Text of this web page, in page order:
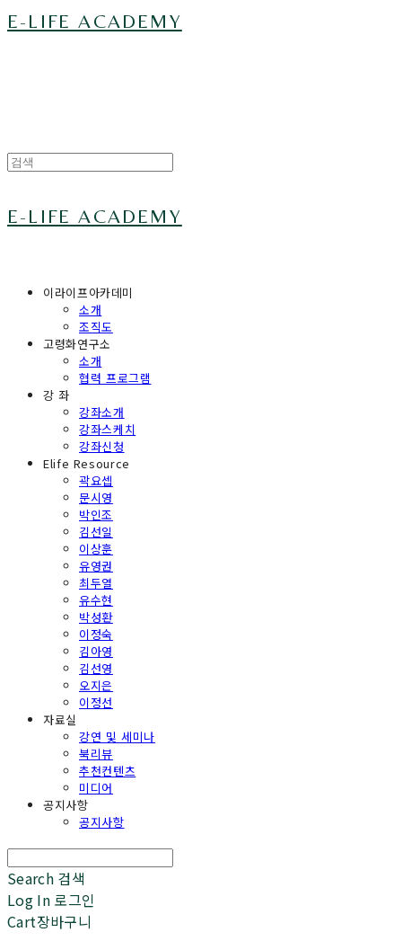
E-LIFE ACADEMY
E-LIFE ACADEMY
이라이프아카데미
소개
조직도
고령화연구소
소개
협력 프로그램
강 좌
강좌소개
강좌스케치
강좌신청
Elife Resource
곽요셉
문시영
박인조
김선일
이상훈
유영권
최두열
유수현
박성환
이정숙
김아영
김선영
오지은
이정선
자료실
강연 및 세미나
북리뷰
추천컨텐츠
미디어
공지사항
공지사항
Search 검색
Log In 로그인
Cart장바구니